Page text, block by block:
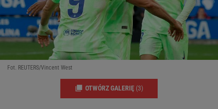
Fot. REUTERS/Vincent West
OTWÓRZ GALERIĘ (3)